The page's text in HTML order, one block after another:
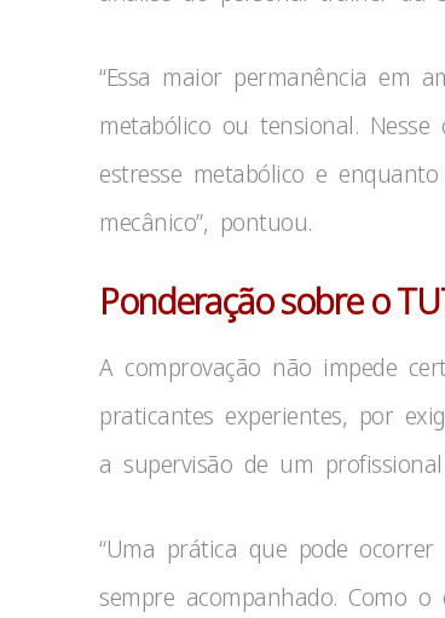
“Essa maior permanência em
metabólico ou tensional.
estresse metabólico e
mecânico”, pontuou.
Ponderação sobre o
A comprovação não impede
praticantes experientes, por
a supervisão de um
“Uma prática que pode
sempre acompanhado. Como